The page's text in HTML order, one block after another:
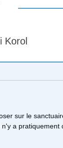
Korol
sur le
a pratiquement